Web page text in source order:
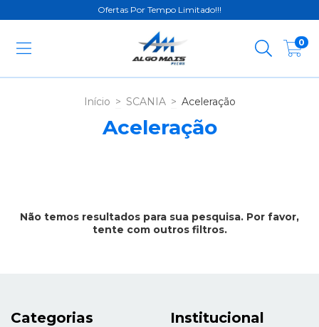
Ofertas Por Tempo Limitado!!!
0
Início > SCANIA > Aceleração
Aceleração
Não temos resultados para sua pesquisa. Por favor,
tente com outros filtros.
Categorias Institucional